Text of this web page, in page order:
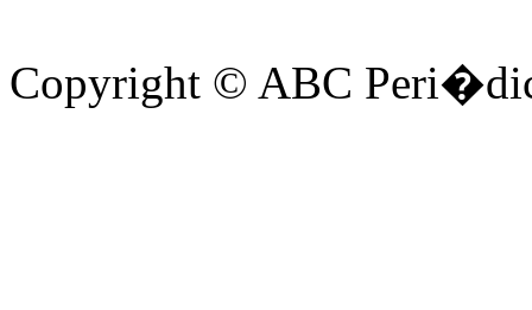
Copyright © ABC